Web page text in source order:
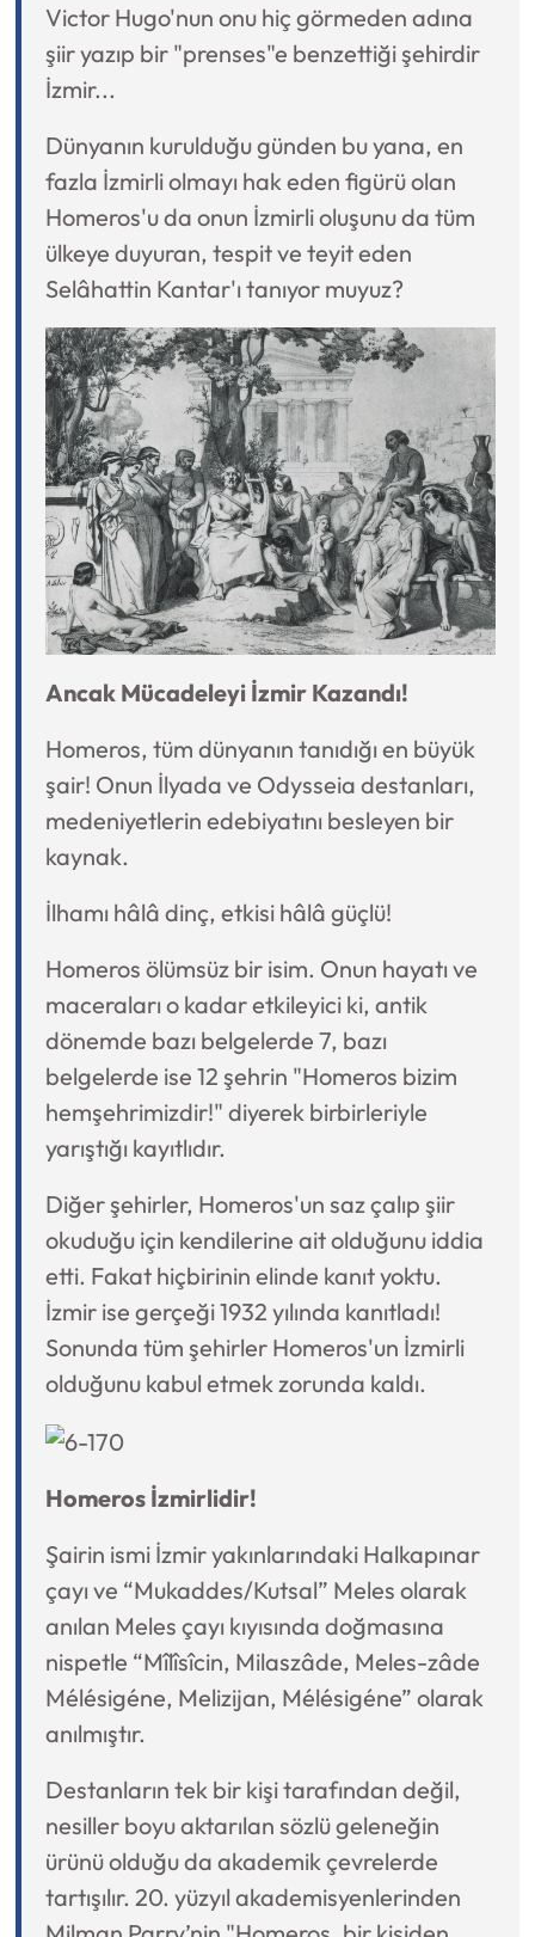
Victor Hugo'nun onu hiç görmeden adına
şiir yazıp bir "prenses"e benzettiği şehirdir
İzmir...
Dünyanın kurulduğu günden bu yana, en
fazla İzmirli olmayı hak eden figürü olan
Homeros'u da onun İzmirli oluşunu da tüm
ülkeye duyuran, tespit ve teyit eden
Selâhattin Kantar'ı tanıyor muyuz?
Ancak Mücadeleyi İzmir Kazandı!
Homeros, tüm dünyanın tanıdığı en büyük
şair! Onun İlyada ve Odysseia destanları,
medeniyetlerin edebiyatını besleyen bir
kaynak.
İlhamı hâlâ dinç, etkisi hâlâ güçlü!
Homeros ölümsüz bir isim. Onun hayatı ve
maceraları o kadar etkileyici ki, antik
dönemde bazı belgelerde 7, bazı
belgelerde ise 12 şehrin "Homeros bizim
hemşehrimizdir!" diyerek birbirleriyle
yarıştığı kayıtlıdır.
Diğer şehirler, Homeros'un saz çalıp şiir
okuduğu için kendilerine ait olduğunu iddia
etti. Fakat hiçbirinin elinde kanıt yoktu.
İzmir ise gerçeği 1932 yılında kanıtladı!
Sonunda tüm şehirler Homeros'un İzmirli
olduğunu kabul etmek zorunda kaldı.
Homeros İzmirlidir!
Şairin ismi İzmir yakınlarındaki Halkapınar
çayı ve “Mukaddes/Kutsal” Meles olarak
anılan Meles çayı kıyısında doğmasına
nispetle “Mîlîsîcin, Milaszâde, Meles-zâde
Mélésigéne, Melizijan, Mélésigéne” olarak
anılmıştır.
Destanların tek bir kişi tarafından değil,
nesiller boyu aktarılan sözlü geleneğin
ürünü olduğu da akademik çevrelerde
tartışılır. 20. yüzyıl akademisyenlerinden